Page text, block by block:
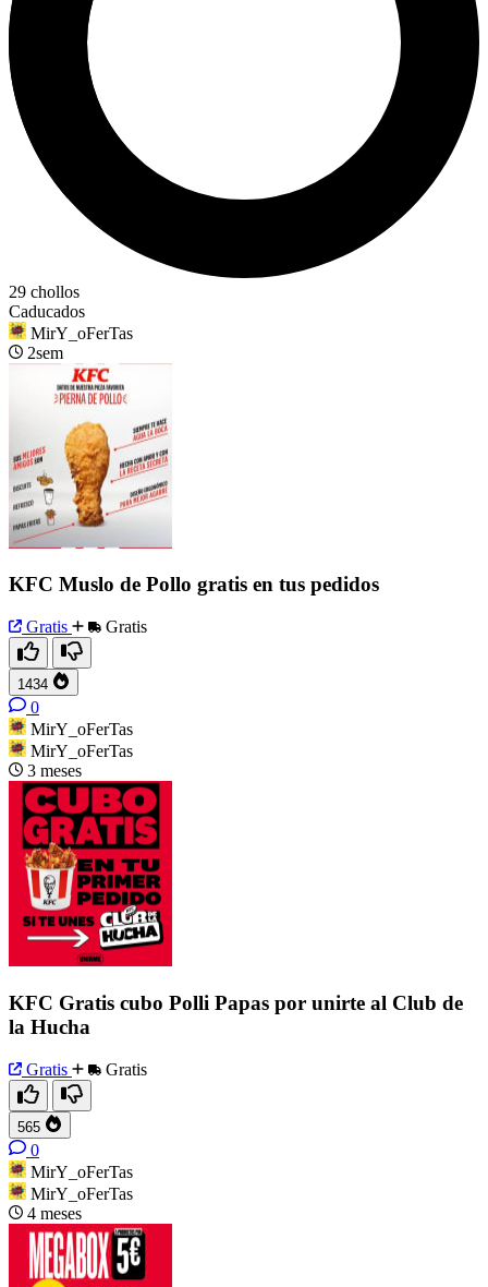
29 chollos
Caducados
MirY_oFerTas
2sem
KFC Muslo de Pollo gratis en tus pedidos
Gratis Gratis
1434
0
MirY_oFerTas
MirY_oFerTas
3 meses
KFC Gratis cubo Polli Papas por unirte al Club de
la Hucha
Gratis Gratis
565
0
MirY_oFerTas
MirY_oFerTas
4 meses